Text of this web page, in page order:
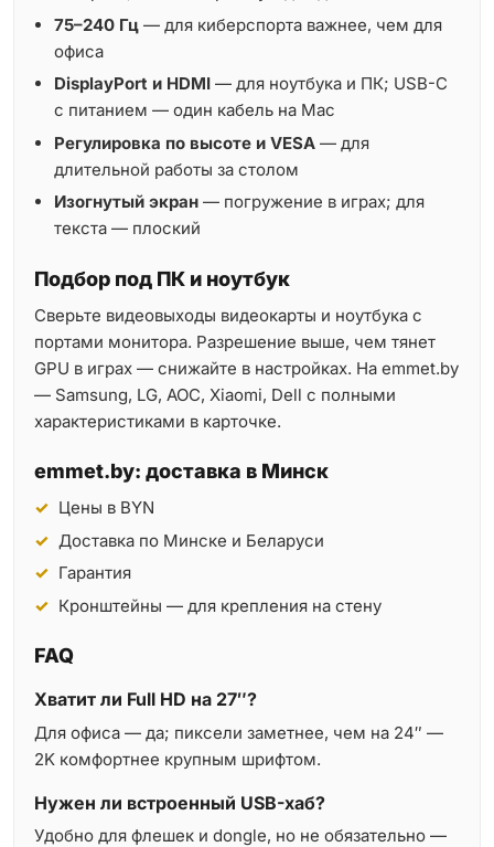
75–240 Гц — для киберспорта важнее, чем для
офиса
DisplayPort и HDMI — для ноутбука и ПК; USB-C
с питанием — один кабель на Mac
Регулировка по высоте и VESA — для
длительной работы за столом
Изогнутый экран — погружение в играх; для
текста — плоский
Подбор под ПК и ноутбук
Сверьте видеовыходы видеокарты и ноутбука с
портами монитора. Разрешение выше, чем тянет
GPU в играх — снижайте в настройках. На emmet.by
— Samsung, LG, AOC, Xiaomi, Dell с полными
характеристиками в карточке.
emmet.by: доставка в Минск
Цены в BYN
Доставка по Минске и Беларуси
Гарантия
Кронштейны — для крепления на стену
FAQ
Хватит ли Full HD на 27″?
Для офиса — да; пиксели заметнее, чем на 24″ —
2K комфортнее крупным шрифтом.
Нужен ли встроенный USB-хаб?
Удобно для флешек и dongle, но не обязательно —